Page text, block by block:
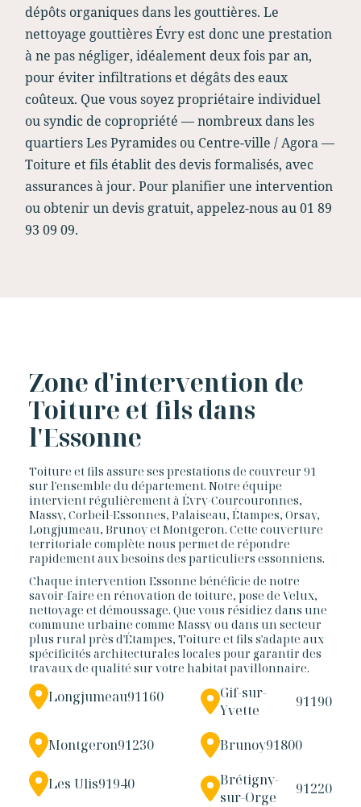
dépôts organiques dans les gouttières. Le
nettoyage gouttières Évry est donc une prestation
à ne pas négliger, idéalement deux fois par an,
pour éviter infiltrations et dégâts des eaux
coûteux. Que vous soyez propriétaire individuel
ou syndic de copropriété — nombreux dans les
quartiers Les Pyramides ou Centre-ville / Agora —
Toiture et fils établit des devis formalisés, avec
assurances à jour. Pour planifier une intervention
ou obtenir un devis gratuit, appelez-nous au 01 89
93 09 09.
Zone d'intervention de
Toiture et fils dans
l'Essonne
Toiture et fils assure ses prestations de couvreur 91
sur l'ensemble du département. Notre équipe
intervient régulièrement à Évry-Courcouronnes,
Massy, Corbeil-Essonnes, Palaiseau, Étampes, Orsay,
Longjumeau, Brunoy et Montgeron. Cette couverture
territoriale complète nous permet de répondre
rapidement aux besoins des particuliers essonniens.
Chaque intervention Essonne bénéficie de notre
savoir-faire en rénovation de toiture, pose de Velux,
nettoyage et démoussage. Que vous résidiez dans une
commune urbaine comme Massy ou dans un secteur
plus rural près d'Étampes, Toiture et fils s'adapte aux
spécificités architecturales locales pour garantir des
travaux de qualité sur votre habitat pavillonnaire.
Longjumeau91160
Gif-sur-
Yvette
91190
Montgeron91230 Brunoy91800
Les Ulis91940
Brétigny-
sur-Orge
91220